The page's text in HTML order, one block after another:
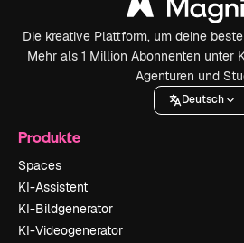
Die kreative Plattform, um deine
Mehr als 1 Million Abonnenten unter
Agenturen und
Deutsch
Produkte
Spaces
KI-Assistent
KI-Bildgenerator
KI-Videogenerator